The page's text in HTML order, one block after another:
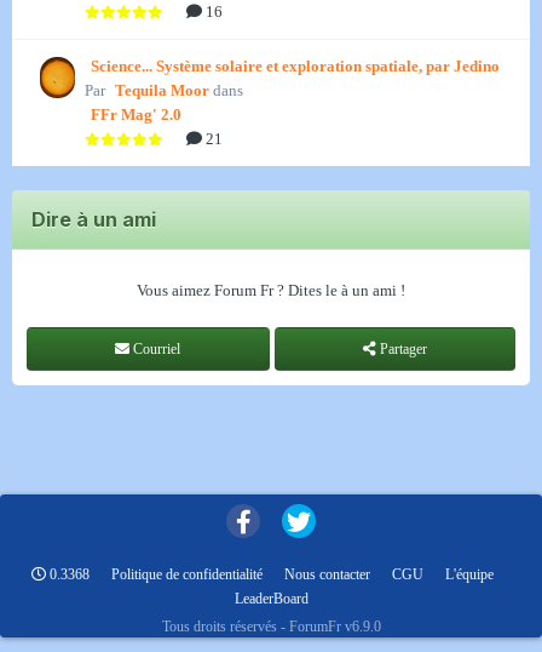
16
Science... Système solaire et exploration spatiale, par Jedino
Par Tequila Moor dans
FFr Mag' 2.0
21
Dire à un ami
Vous aimez Forum Fr ? Dites le à un ami !
Courriel Partager
0.3368 Politique de confidentialité Nous contacter CGU
L'équipe
LeaderBoard
Tous droits réservés - ForumFr v6.9.0